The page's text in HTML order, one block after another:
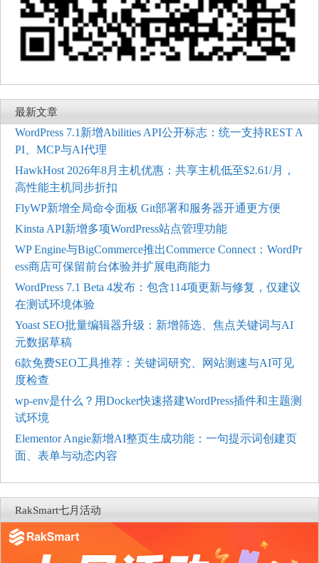
最新文章
WordPress 7.1新增Abilities API公开标志：统一支持REST A
PI、MCP与AI代理
HawkHost 2026年8月主机优惠：共享主机低至$2.61/月，
高性能主机同步折扣
FlyWP新增全局命令面板 Git部署和服务器开通更方便
Kinsta API新增多项WordPress站点管理功能
WP Engine与BigCommerce推出Commerce Connect：WordPr
ess商店可保留前台体验并扩展电商能力
WordPress 7.1 Beta 4发布：包含114项更新与修复，仅建议
在测试环境体验
Yoast SEO批量编辑器升级：新增筛选、焦点关键词与AI
元数据草稿
6款免费SEO工具推荐：关键词研究、网站测速与AI可见
度检查
wp-env是什么？用Docker快速搭建WordPress插件和主题测
试环境
Elementor Angie新增AI整页生成功能：一句提示词创建页
面、表单与动态内容
RakSmart七月活动